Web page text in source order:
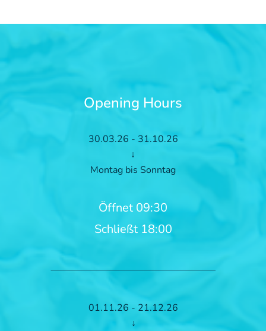
Opening Hours
30.03.26 - 31.10.26
↓
Montag bis Sonntag
Öffnet 09:30
Schließt 18:00
01.11.26 - 21.12.26
↓